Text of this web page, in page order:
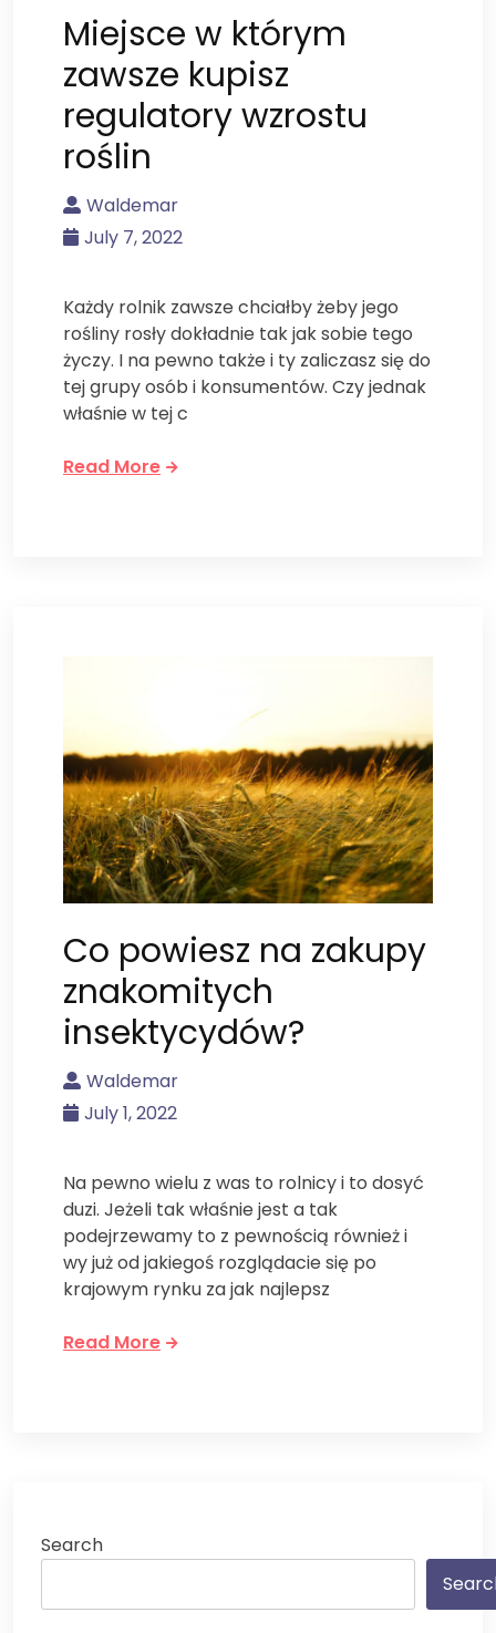
Miejsce w którym
zawsze kupisz
regulatory wzrostu
roślin
Waldemar
July 7, 2022
Każdy rolnik zawsze chciałby żeby jego
rośliny rosły dokładnie tak jak sobie tego
życzy. I na pewno także i ty zaliczasz się do
tej grupy osób i konsumentów. Czy jednak
właśnie w tej c
Read More
Co powiesz na zakupy
znakomitych
insektycydów?
Waldemar
July 1, 2022
Na pewno wielu z was to rolnicy i to dosyć
duzi. Jeżeli tak właśnie jest a tak
podejrzewamy to z pewnością również i
wy już od jakiegoś rozglądacie się po
krajowym rynku za jak najlepsz
Read More
Search